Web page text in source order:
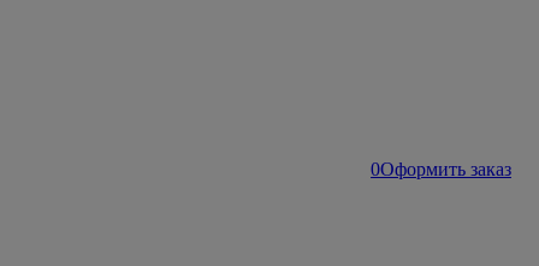
0Оформить заказ